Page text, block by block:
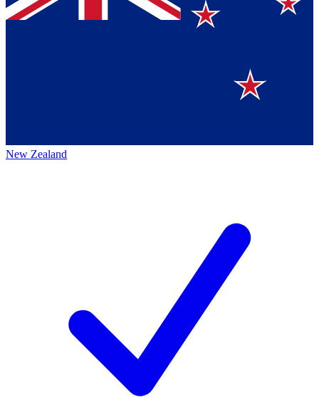
New Zealand